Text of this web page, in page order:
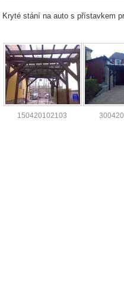
Kryté stání na auto s přístavkem
150420102103